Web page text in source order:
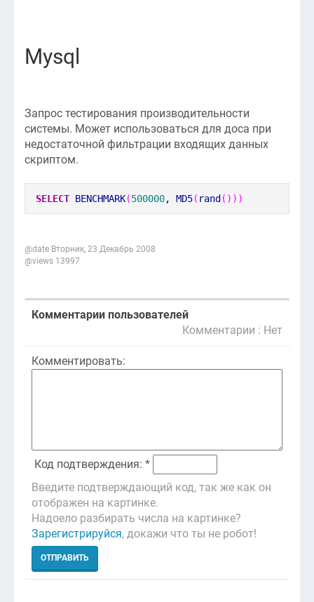
Mysql
Запрос тестирования производительности
системы. Может использоваться для доса при
недостаточной фильтрации входящих данных
скриптом.
SELECT BENCHMARK(500000, MD5( rand ( ) ) )
@date Вторник, 23 Декабрь 2008
@views 13997
Комментарии пользователей
Комментарии : Нет
Комментировать:
Код подтверждения: *
Введите подтверждающий код, так же как он
отображен на картинке.
Надоело разбирать числа на картинке?
Зарегистрируйся, докажи что ты не робот!